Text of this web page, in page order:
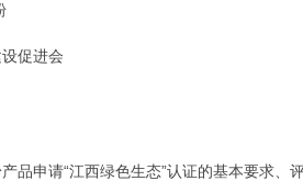
促进会
品申请“江西绿色生态”认证的基本要求